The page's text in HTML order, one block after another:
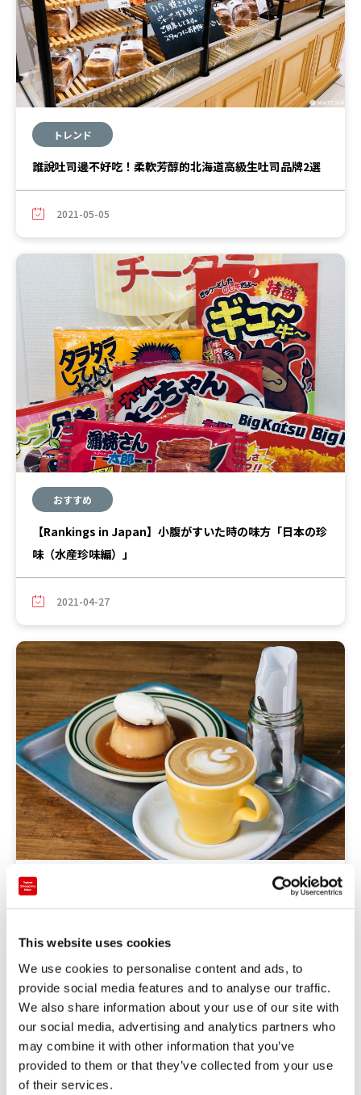
This website uses cookies
We use cookies to personalise content and ads, to
provide social media features and to analyse our traffic.
We also share information about your use of our site with
our social media, advertising and analytics partners who
may combine it with other information that you’ve
provided to them or that they’ve collected from your use
of their services.
トレンド
誰說吐司邊不好吃！柔軟芳醇的北海道高級生吐司品牌2選
2021-05-05
おすすめ
【Rankings in Japan】小腹がすいた時の味方「日本の珍
味（水産珍味編）」
2021-04-27
東北
宮城
2021-04-21